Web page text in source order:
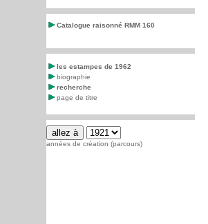
Catalogue raisonné RMM 160
les estampes de 1962
biographie
recherche
page de titre
années de création (parcours)